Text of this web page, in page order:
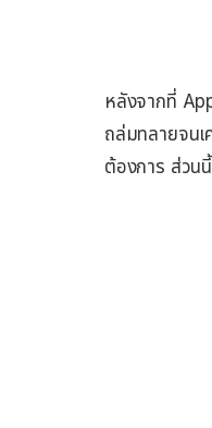
หลังจากที่
ถล่มทลายจนเ
ต้องการ ส่วน